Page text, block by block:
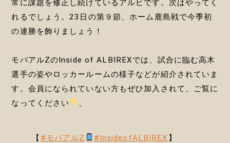
常に課題を修正し続けているアルビです。次はやってく
れるでしょう。23日の第９節、ホーム鹿島戦で今季初
の連勝を飾りましょう！
モバアルZのInside of ALBIREXでは、試合に臨む高木
選手の姿やロッカールームの様子などが紹介されていま
す。会員になられていない方もぜひ加入されて、ご覧に
なってください
、
【 #モバアルZ #InsideofALBIREX 】